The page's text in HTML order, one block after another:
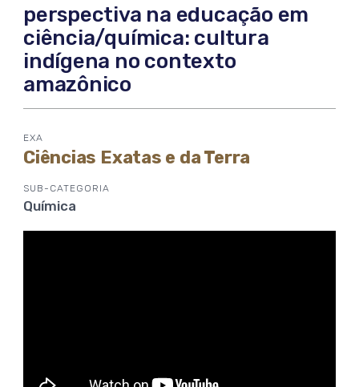
perspectiva na educação em
ciência/química: cultura
indígena no contexto
amazônico
EXA
Ciências Exatas e da Terra
SUB-CATEGORIA
Química